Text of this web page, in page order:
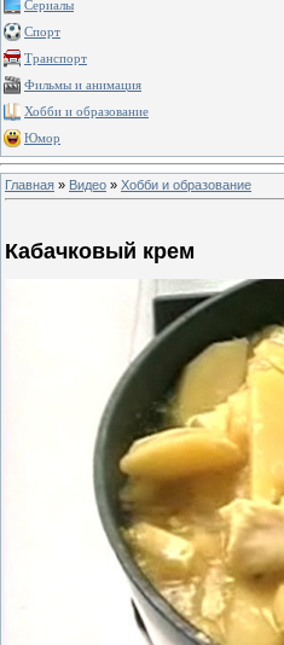
Сериалы
Спорт
Транспорт
Фильмы и анимация
Хобби и образование
Юмор
Главная » Видео » Хобби и образование
Кабачковый крем